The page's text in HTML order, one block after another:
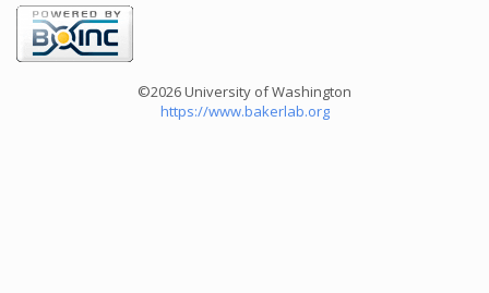
©2026 University of Washington
https://www.bakerlab.org